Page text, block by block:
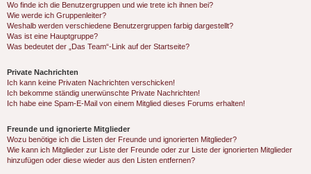
Wo finde ich die Benutzergruppen und wie trete ich ihnen bei?
Wie werde ich Gruppenleiter?
Weshalb werden verschiedene Benutzergruppen farbig dargestellt?
Was ist eine Hauptgruppe?
Was bedeutet der „Das Team“-Link auf der Startseite?
Private Nachrichten
Ich kann keine Privaten Nachrichten verschicken!
Ich bekomme ständig unerwünschte Private Nachrichten!
Ich habe eine Spam-E-Mail von einem Mitglied dieses Forums erhalten!
Freunde und ignorierte Mitglieder
Wozu benötige ich die Listen der Freunde und ignorierten Mitglieder?
Wie kann ich Mitglieder zur Liste der Freunde oder zur Liste der ignorierten Mitglieder
hinzufügen oder diese wieder aus den Listen entfernen?